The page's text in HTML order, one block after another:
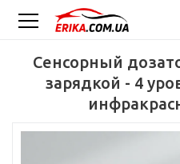
Сенсорный
зарядкой - 4